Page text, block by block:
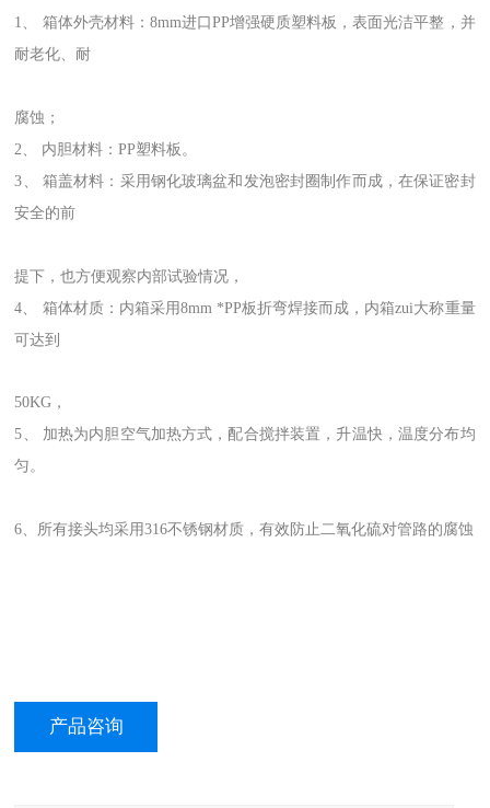
1、 箱体外壳材料：8mm进口PP增强硬质塑料板，表面光洁平整，并
耐老化、耐
腐蚀；
2、 内胆材料：PP塑料板。
3、 箱盖材料：采用钢化玻璃盆和发泡密封圈制作而成，在保证密封
安全的前
提下，也方便观察内部试验情况，
4、 箱体材质：内箱采用8mm *PP板折弯焊接而成，内箱zui大称重量
可达到
50KG，
5、 加热为内胆空气加热方式，配合搅拌装置，升温快，温度分布均
匀。
6、所有接头均采用316不锈钢材质，有效防止二氧化硫对管路的腐蚀
产品咨询